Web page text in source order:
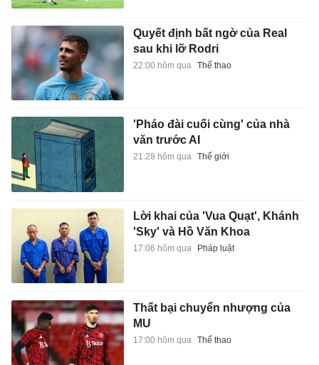
Quyết định bất ngờ của Real
sau khi lỡ Rodri
22:00 hôm qua Thể thao
'Pháo đài cuối cùng' của nhà
văn trước AI
21:28 hôm qua Thế giới
Lời khai của 'Vua Quạt', Khánh
'Sky' và Hồ Văn Khoa
17:06 hôm qua Pháp luật
Thất bại chuyển nhượng của
MU
17:00 hôm qua Thể thao